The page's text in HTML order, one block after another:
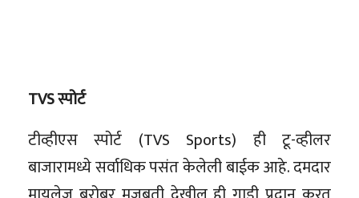
TVS स्पोर्ट
टीव्हीएस स्पोर्ट (TVS Sports) ही टू-व्हीलर
बाजारामध्ये सर्वाधिक पसंत केलेली बाईक आहे. दमदार